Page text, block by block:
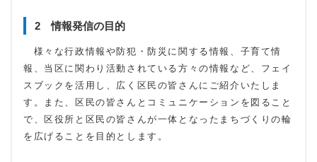
2 情報発信の目的
様々な行政情報や防犯・防災に関する情報、子育て情
報、当区に関わり活動されている方々の情報など、フェイ
スブックを活用し、広く区民の皆さんにご紹介いたしま
す。また、区民の皆さんとコミュニケーションを図ること
で、区役所と区民の皆さんが一体となったまちづくりの輪
を広げることを目的とします。